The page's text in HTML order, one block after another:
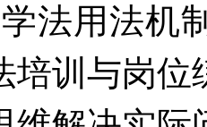
法用法机
培训与岗